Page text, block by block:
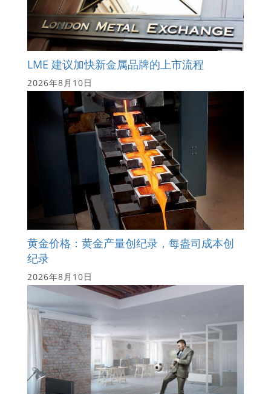
LME 建议加快新金属品牌的上市流程
2026年8月10日
黄金价格：黄金产量创纪录，每盎司成本创
纪录
2026年8月10日